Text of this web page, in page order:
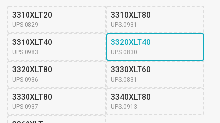
3310XLT20
UPS.0829
3310XLT80
UPS.0931
3310XLT40
UPS.0983
3320XLT40
UPS.0830
3320XLT80
UPS.0936
3330XLT60
UPS.0831
3330XLT80
UPS.0937
3340XLT80
UPS.0913